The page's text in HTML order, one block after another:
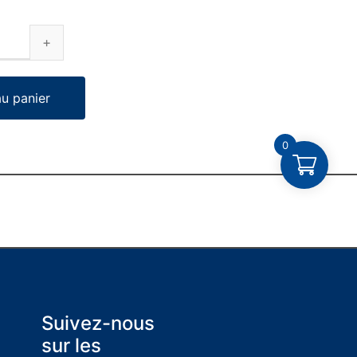
panier
Suivez-nous
sur les
0